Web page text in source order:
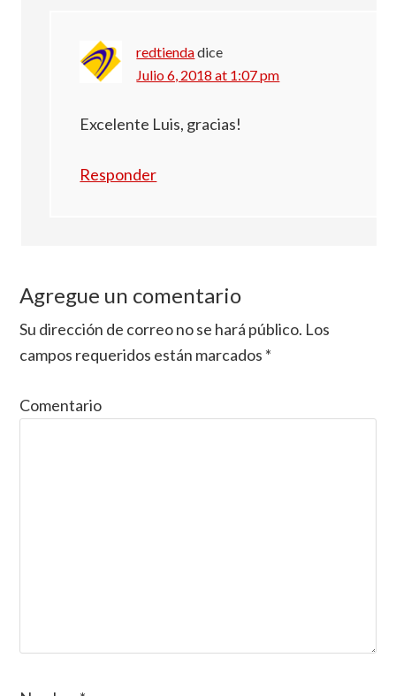
redtiendadice
Julio 6, 2018 at 1:07 pm
Excelente Luis, gracias!
Responder
Agregue un comentario
Su dirección de correo no se hará público. Los
campos requeridos están marcados *
Comentario